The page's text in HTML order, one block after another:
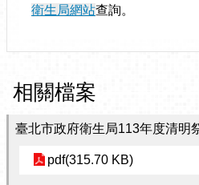
衛生局網站查詢。
相關檔案
臺北市政府衛生局113年度清明
pdf(315.70 KB)